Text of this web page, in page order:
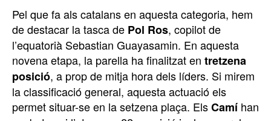
Pel que fa als catalans en aquesta categoria, hem
de destacar la tasca de Pol Ros, copilot de
l’equatorià Sebastian Guayasamin. En aquesta
novena etapa, la parella ha finalitzat en tretzena
posició, a prop de mitja hora dels líders. Si mirem
la classificació general, aquesta actuació els
permet situar-se en la setzena plaça. ElsCamí han